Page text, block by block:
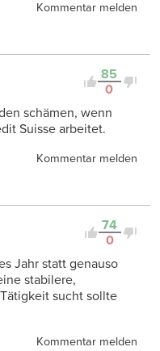
Kommentar melden
85
0
schämen, wenn
Suisse arbeitet.
Kommentar melden
74
0
Jahr statt genauso
stabilere,
sucht sollte
Kommentar melden